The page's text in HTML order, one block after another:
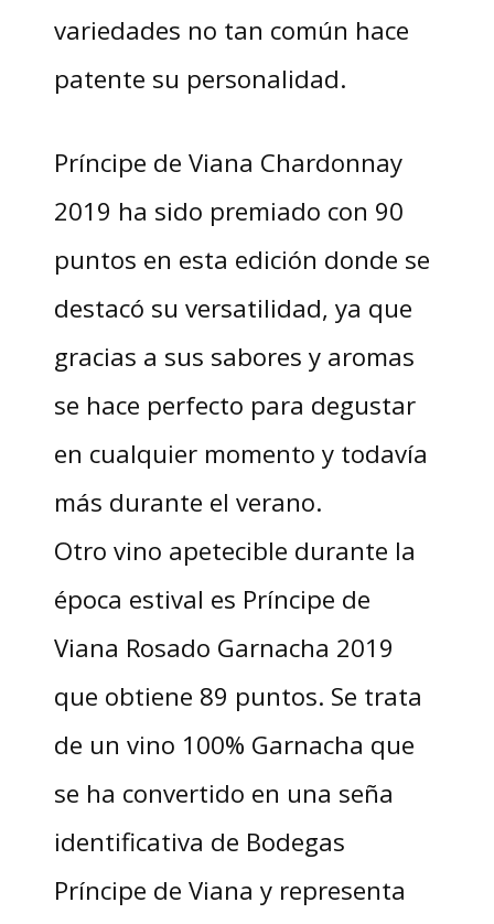
variedades no tan común hace
patente su personalidad.
Príncipe de Viana Chardonnay
2019 ha sido premiado con 90
puntos en esta edición donde se
destacó su versatilidad, ya que
gracias a sus sabores y aromas
se hace perfecto para degustar
en cualquier momento y todavía
más durante el verano.
Otro vino apetecible durante la
época estival es Príncipe de
Viana Rosado Garnacha 2019
que obtiene 89 puntos. Se trata
de un vino 100% Garnacha que
se ha convertido en una seña
identificativa de Bodegas
Príncipe de Viana y representa